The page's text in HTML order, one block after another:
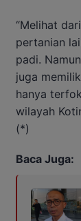
“Melihat
pertanian
padi.
juga
hanya
wilayah
(*)
Baca Juga: